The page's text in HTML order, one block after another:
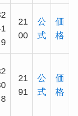
9
21
00
公
式
価
格
8
21
91
公
式
価
格